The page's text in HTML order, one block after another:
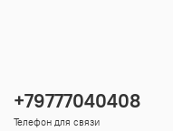
+79777040408
Телефон для связи